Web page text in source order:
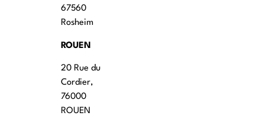
67560
Rosheim
ROUEN
20 Rue du
Cordier,
76000
ROUEN